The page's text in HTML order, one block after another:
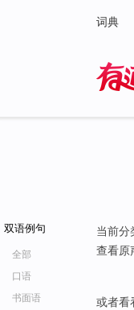
词典
双语例句
全部
口语
书面语
当前分
查看原
或者看